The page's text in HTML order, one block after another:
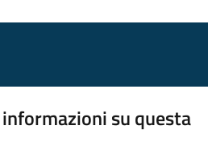
su questa